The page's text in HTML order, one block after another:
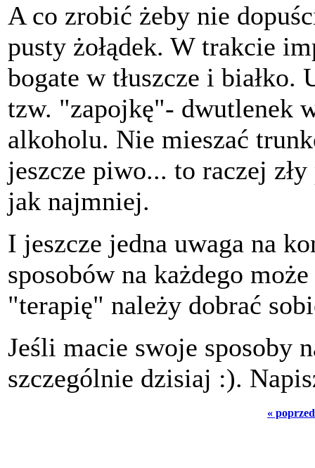
A co zrobić żeby nie
pusty żołądek. W trakcie
bogate w tłuszcze i
tzw. "zapojkę"- dwutlenek
alkoholu. Nie mieszać
jeszcze piwo... to raczej
jak najmniej.
I jeszcze jedna uwaga na
sposobów na każdego
"terapię" należy dobrać
Jeśli macie swoje sposoby
szczególnie dzisiaj :).
«